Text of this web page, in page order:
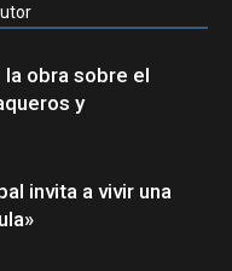
obra sobre el
y
invita a vivir una